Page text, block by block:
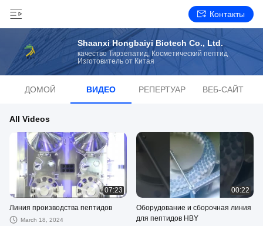
Контакты
Shaanxi Hongbaiyi Biotech Co., Ltd.
качество Тирзепатид, Косметический пептид
Изготовитель от Китая
ДОМОЙ ВИДЕО РЕПЕРТУАР ВЕБ-САЙТ
All Videos
07:23
Линия производства пептидов
March 18, 2024
00:22
Оборудование и сборочная линия
для пептидов HBY